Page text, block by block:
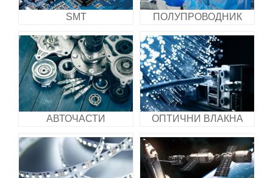
SMT ПОЛУПРОВОДНИК
АВТОЧАСТИ ОПТИЧНИ ВЛАКНА